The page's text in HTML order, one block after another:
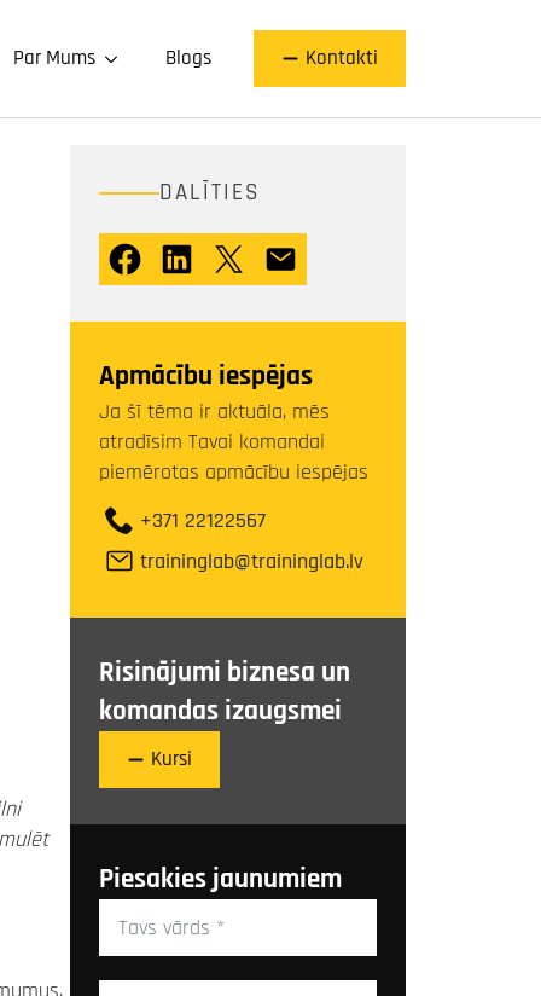
Par Mums Blogs Kontakti
DALĪTIES
Apmācību iespējas
Ja šī tēma ir aktuāla, mēs
atradīsim Tavai komandai
piemērotas apmācību iespējas
+371 22122567
traininglab@traininglab.lv
Risinājumi biznesa un
komandas izaugsmei
Kursi
Piesakies jaunumiem
Tavs
vārds
*
E-